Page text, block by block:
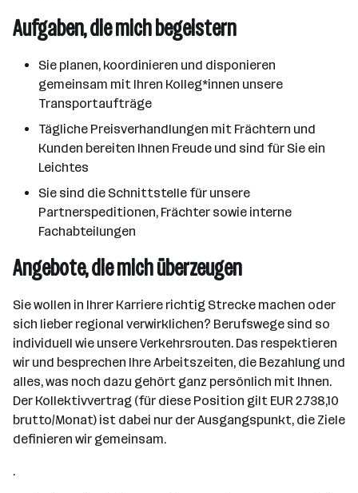
Aufgaben, die mich begeistern
Sie planen, koordinieren und disponieren
gemeinsam mit Ihren Kolleg*innen unsere
Transportaufträge
Tägliche Preisverhandlungen mit Frächtern und
Kunden bereiten Ihnen Freude und sind für Sie ein
Leichtes
Sie sind die Schnittstelle für unsere
Partnerspeditionen, Frächter sowie interne
Fachabteilungen
Angebote, die mich überzeugen
Sie wollen in Ihrer Karriere richtig Strecke machen oder
sich lieber regional verwirklichen? Berufswege sind so
individuell wie unsere Verkehrsrouten. Das respektieren
wir und besprechen Ihre Arbeitszeiten, die Bezahlung und
alles, was noch dazu gehört ganz persönlich mit Ihnen.
Der Kollektivvertrag (für diese Position gilt EUR 2.738,10
brutto/Monat) ist dabei nur der Ausgangspunkt, die Ziele
definieren wir gemeinsam.
.